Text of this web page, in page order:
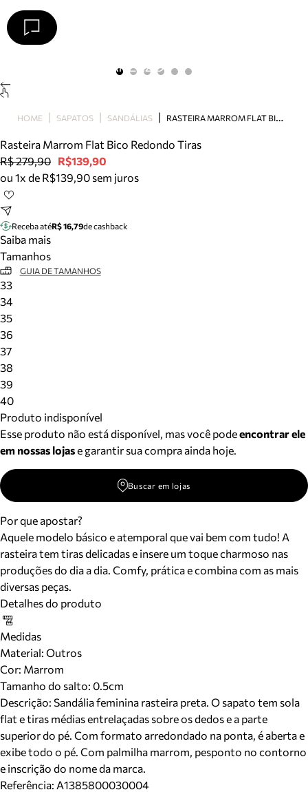
Papete
Scarpin
Mocassim
Bolsa
Tênis
Mule
Rasteira
Precisa de ajuda?
Arezzo
HOME SAPATOS SANDÁLIAS R
ASTEIRA MARROM FLAT BICO REDONDO TIRAS
Rasteira Marrom Flat Bico Redondo Tiras
R$ 279,90 R$139,90
ou 1x de R$139,90 sem juros
Receba atéR$ 16,79de cashback
Saiba mais
Tamanhos
GUIA DE TAMANHOS
33
34
35
36
37
38
39
40
Produto indisponível
Esse produto não está disponível, mas você podeencontrar ele
em nossas lojase garantir sua compra ainda hoje.
Buscar em lojas
Por que apostar?
Aquele modelo básico e atemporal que vai bem com tudo! A
rasteira tem tiras delicadas e insere um toque charmoso nas
produções do dia a dia. Comfy, prática e combina com as mais
diversas peças.
Detalhes do produto
Medidas
Material: Outros
Cor: Marrom
Tamanho do salto: 0.5cm
Descrição: Sandália feminina rasteira preta. O sapato tem sola
flat e tiras médias entrelaçadas sobre os dedos e a parte
superior do pé. Com formato arredondado na ponta, é aberta e
exibe todo o pé. Com palmilha marrom, pesponto no contorno
e inscrição do nome da marca.
Referência: A1385800030004